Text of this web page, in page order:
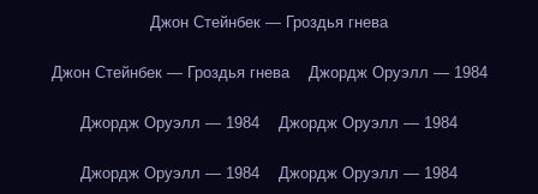
Джон Стейнбек — Гроздья гнева
Джон Стейнбек — Гроздья гнева Джордж Оруэлл — 1984
Джордж Оруэлл — 1984 Джордж Оруэлл — 1984
Джордж Оруэлл — 1984 Джордж Оруэлл — 1984